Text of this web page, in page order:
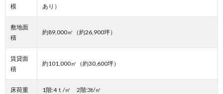
模
あり）
敷地面
積
約89,000㎡（約26,900坪）
賃貸面
積
約101,000㎡（約30,600坪）
床荷重 1階:4ｔ/㎡ 2階:3t/㎡